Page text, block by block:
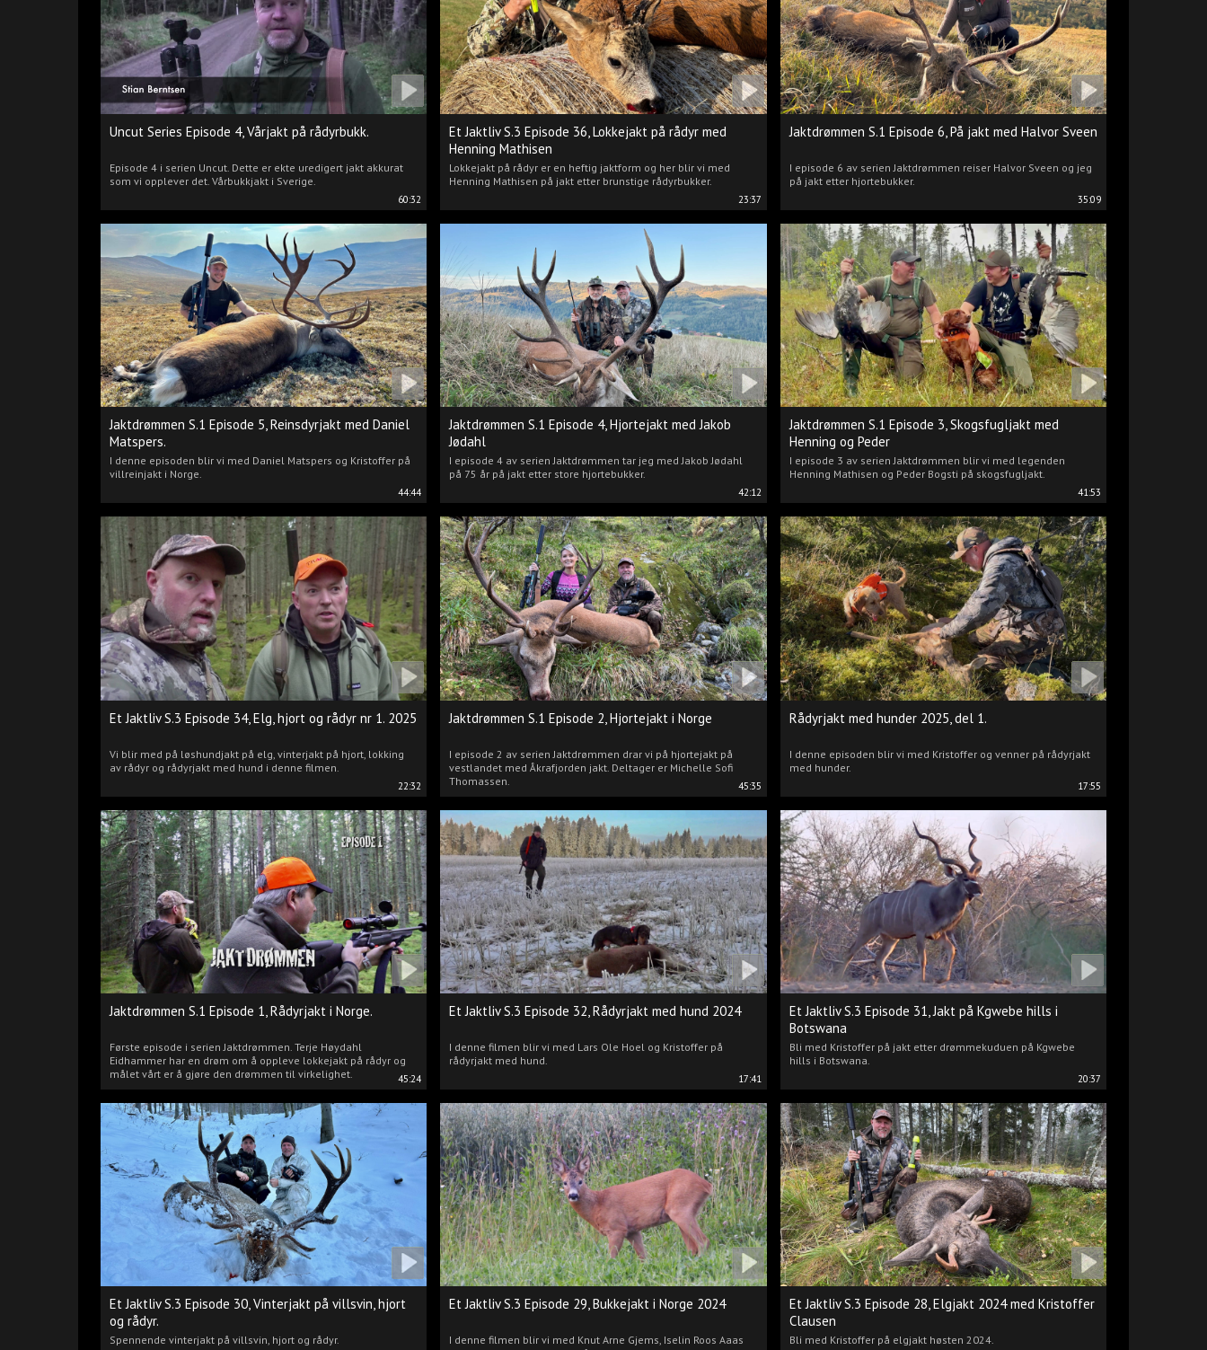
60:32
Uncut Series Episode 4, Vårjakt på rådyrbukk.
Episode 4 i serien Uncut. Dette er ekte uredigert jakt akkurat
som vi opplever det. Vårbukkjakt i Sverige.
23:37
Et Jaktliv S.3 Episode 36, Lokkejakt på rådyr med
Henning Mathisen
Lokkejakt på rådyr er en heftig jaktform og her blir vi med
Henning Mathisen på jakt etter brunstige rådyrbukker.
35:09
Jaktdrømmen S.1 Episode 6, På jakt med Halvor Sveen
I episode 6 av serien Jaktdrømmen reiser Halvor Sveen og jeg
på jakt etter hjortebukker.
44:44
Jaktdrømmen S.1 Episode 5, Reinsdyrjakt med Daniel
Matspers.
I denne episoden blir vi med Daniel Matspers og Kristoffer på
villreinjakt i Norge.
42:12
Jaktdrømmen S.1 Episode 4, Hjortejakt med Jakob
Jødahl
I episode 4 av serien Jaktdrømmen tar jeg med Jakob Jødahl
på 75 år på jakt etter store hjortebukker.
41:53
Jaktdrømmen S.1 Episode 3, Skogsfugljakt med
Henning og Peder
I episode 3 av serien Jaktdrømmen blir vi med legenden
Henning Mathisen og Peder Bogsti på skogsfugljakt.
22:32
Et Jaktliv S.3 Episode 34, Elg, hjort og rådyr nr 1. 2025
Vi blir med på løshundjakt på elg, vinterjakt på hjort, lokking
av rådyr og rådyrjakt med hund i denne filmen.
45:35
Jaktdrømmen S.1 Episode 2, Hjortejakt i Norge
I episode 2 av serien Jaktdrømmen drar vi på hjortejakt på
vestlandet med Åkrafjorden jakt. Deltager er Michelle Sofi
Thomassen.
17:55
Rådyrjakt med hunder 2025, del 1.
I denne episoden blir vi med Kristoffer og venner på rådyrjakt
med hunder.
45:24
Jaktdrømmen S.1 Episode 1, Rådyrjakt i Norge.
Første episode i serien Jaktdrømmen. Terje Høydahl
Eidhammer har en drøm om å oppleve lokkejakt på rådyr og
målet vårt er å gjøre den drømmen til virkelighet.
17:41
Et Jaktliv S.3 Episode 32, Rådyrjakt med hund 2024
I denne filmen blir vi med Lars Ole Hoel og Kristoffer på
rådyrjakt med hund.
20:37
Et Jaktliv S.3 Episode 31, Jakt på Kgwebe hills i
Botswana
Bli med Kristoffer på jakt etter drømmekuduen på Kgwebe
hills i Botswana.
Et Jaktliv S.3 Episode 30, Vinterjakt på villsvin, hjort
og rådyr.
Spennende vinterjakt på villsvin, hjort og rådyr.
Et Jaktliv S.3 Episode 29, Bukkejakt i Norge 2024
I denne filmen blir vi med Knut Arne Gjems, Iselin Roos Aaas
Et Jaktliv S.3 Episode 28, Elgjakt 2024 med Kristoffer
Clausen
Bli med Kristoffer på elgjakt høsten 2024.